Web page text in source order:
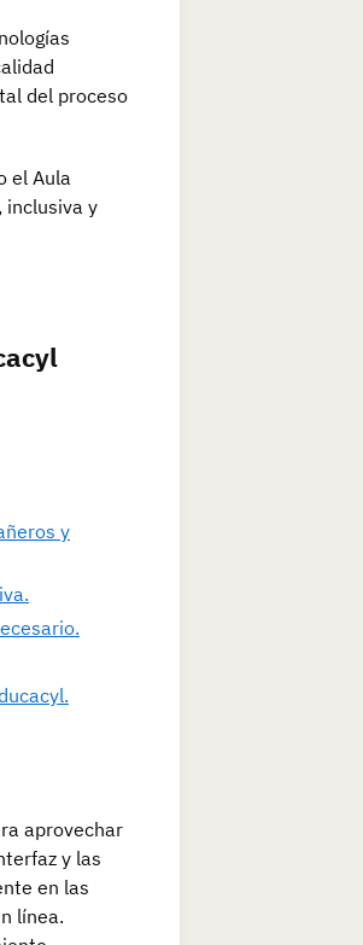
del proceso
el Aula
inclusiva y
y
aprovechar
y las
en las
línea.